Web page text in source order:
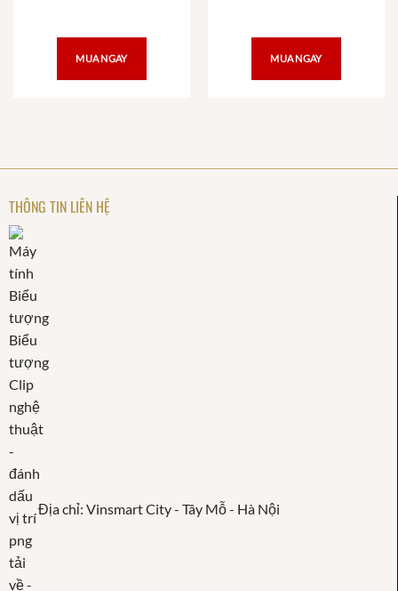
MUA NGAY MUA NGAY
THÔNG TIN LIÊN HỆ
Địa chỉ: Vinsmart City - Tây Mỗ - Hà Nội